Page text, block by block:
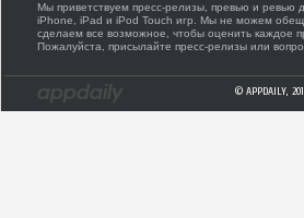
Мы приветствуем пресс-релизы, превью и ревью
iPhone, iPad и iPod Touch игр. Мы не можем
сделаем все возможное, чтобы оценить каждое
Пожалуйста, присылайте пресс-релизы или
© APPDAILY,